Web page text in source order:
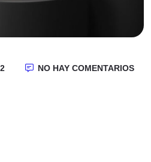
NO HAY COMENTARIOS